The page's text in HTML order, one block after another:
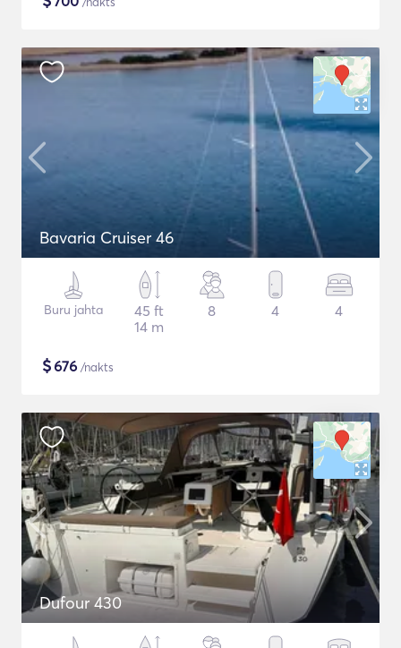
Bavaria Cruiser 46
Buru jahta
45 ft
14 m
8 4 4
$676 /nakts
Dufour 430